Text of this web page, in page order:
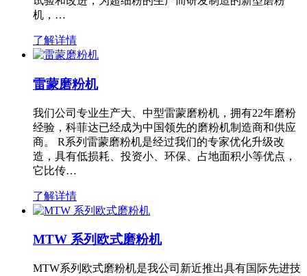
机，…
了解详情
雷蒙磨粉机
我们公司专业生产大、中型雷蒙磨粉机，拥有22年磨粉
经验，科菲达已经成为中国领先的磨粉机制造商和供应
商。 R系列雷蒙磨粉机是经过我们的专家优化升级改
造，具有低损耗、投资小、环保、占地面积小等优点，
它比传…
了解详情
MTW 系列欧式磨粉机
MTW系列欧式磨粉机是我公司新近推出具有国际先进技